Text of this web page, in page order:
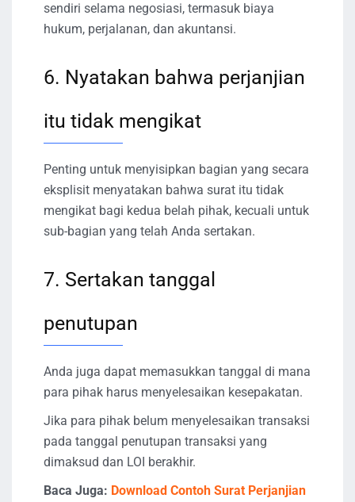
sendiri selama negosiasi, termasuk biaya
hukum, perjalanan, dan akuntansi.
6. Nyatakan bahwa perjanjian
itu tidak mengikat
Penting untuk menyisipkan bagian yang secara
eksplisit menyatakan bahwa surat itu tidak
mengikat bagi kedua belah pihak, kecuali untuk
sub-bagian yang telah Anda sertakan.
7. Sertakan tanggal
penutupan
Anda juga dapat memasukkan tanggal di mana
para pihak harus menyelesaikan kesepakatan.
Jika para pihak belum menyelesaikan transaksi
pada tanggal penutupan transaksi yang
dimaksud dan LOI berakhir.
Baca Juga: Download Contoh Surat Perjanjian